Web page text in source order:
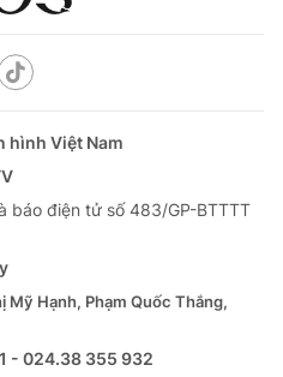
hình Việt Nam
báo điện tử số 483/GP-BTTTT
Mỹ Hạnh, Phạm Quốc Thắng,
- 024.38 355 932